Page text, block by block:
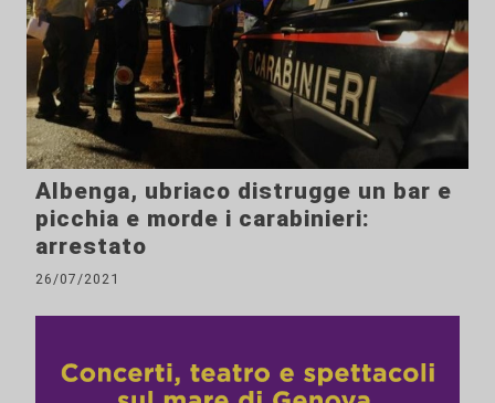
Albenga, ubriaco distrugge un bar e
picchia e morde i carabinieri:
arrestato
26/07/2021